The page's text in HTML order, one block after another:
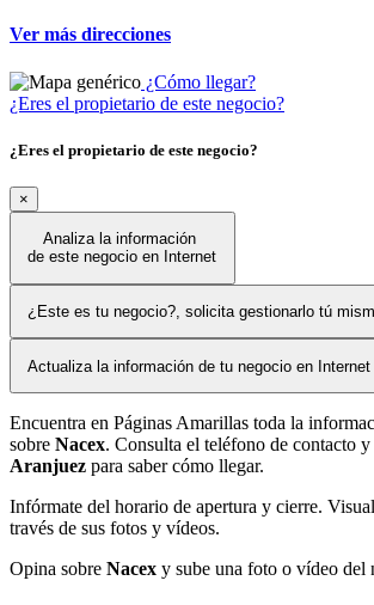
Ver más direcciones
¿Cómo llegar?
¿Eres el propietario de este negocio?
¿Eres el propietario de este negocio?
×
Analiza la información
de este negocio en Internet
¿Este es tu negocio?, solicita gestionarlo tú
Actualiza la información de tu negocio en Internet
Encuentra en Páginas Amarillas toda la
sobre Nacex. Consulta el teléfono de contacto
Aranjuez para saber cómo llegar.
Infórmate del horario de apertura y cierre.
través de sus fotos y vídeos.
Opina sobre Nacex y sube una foto o vídeo del